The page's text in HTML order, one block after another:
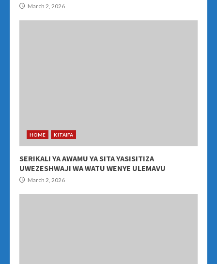
March 2, 2026
HOME KITAIFA
SERIKALI YA AWAMU YA SITA YASISITIZA
UWEZESHWAJI WA WATU WENYE ULEMAVU
March 2, 2026